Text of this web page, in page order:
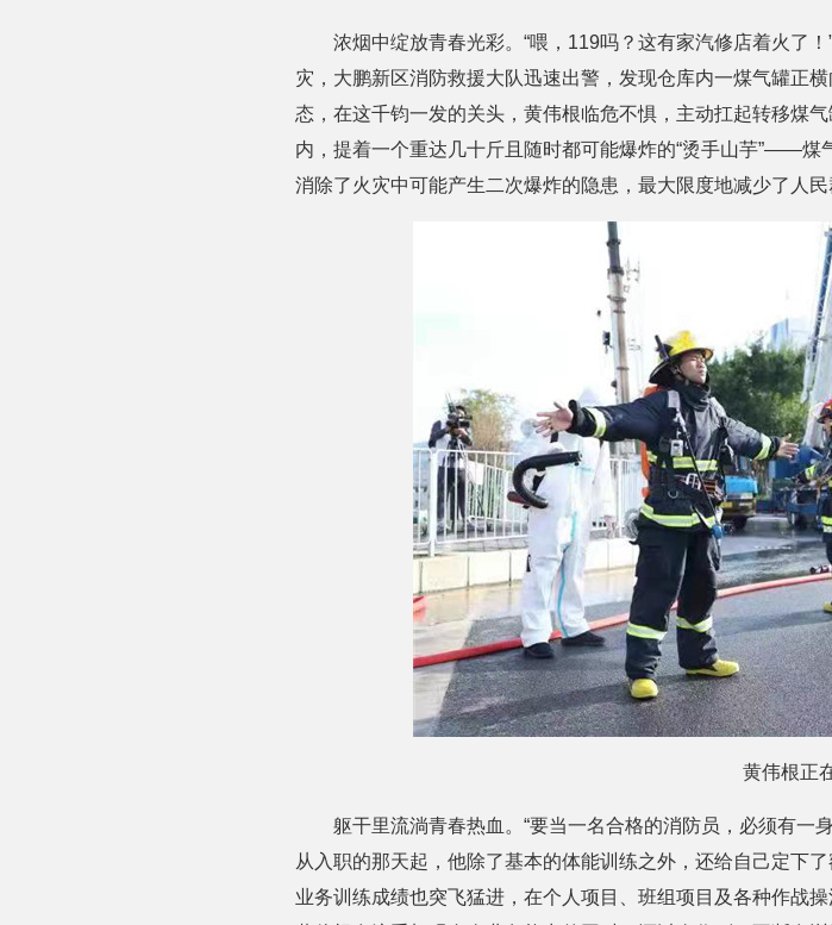
浓烟中绽放青春光彩。“喂，119吗？这有家汽修店着火了
灾，大鹏新区消防救援大队迅速出警，发现仓库内一煤气罐正
态，在这千钧一发的关头，黄伟根临危不惧，主动扛起转移煤
内，提着一个重达几十斤且随时都可能爆炸的“烫手山芋”——
消除了火灾中可能产生二次爆炸的隐患，最大限度地减少了人民
黄伟根正
躯干里流淌青春热血。“要当一名合格的消防员，必须有一
从入职的那天起，他除了基本的体能训练之外，还给自己定下
业务训练成绩也突飞猛进，在个人项目、班组项目及各种作战操